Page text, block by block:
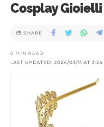
Cosplay Gioielli
LAST UPDATED: 2024/03/11 AT 3:24
0 MIN READ
SHARE